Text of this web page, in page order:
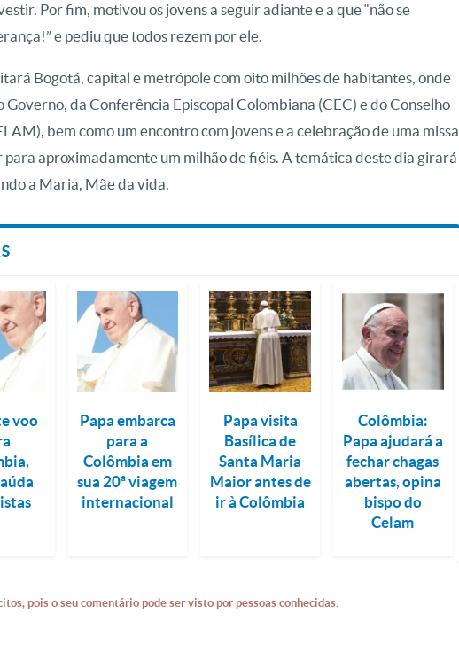
Por fim, motivou os jovens a seguir adiante e a que “não se
e pediu que todos rezem por ele.
Bogotá, capital e metrópole com oito milhões de habitantes, onde
da Conferência Episcopal Colombiana (CEC) e do Conselho
bem como um encontro com jovens e a celebração de uma missa
para aproximadamente um milhão de fiéis. A temática deste dia girará
a Maria, Mãe da vida.
voo
Papa embarca
para a
Colômbia em
sua 20ª viagem
internacional
Papa visita
Basílica de
Santa Maria
Maior antes de
ir à Colômbia
Colômbia:
Papa ajudará a
fechar chagas
abertas, opina
bispo do
Celam
pois o seu comentário pode ser visto por pessoas conhecidas.